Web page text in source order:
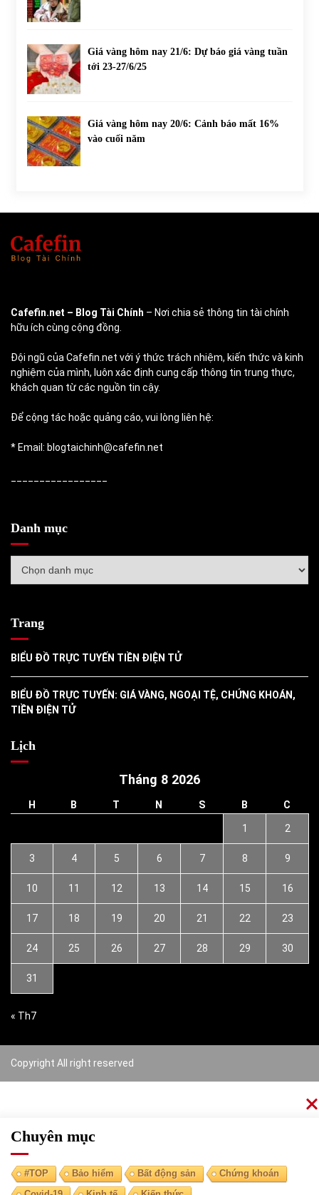
Giá vàng hôm nay 21/6: Dự báo giá vàng tuần
tới 23-27/6/25
Giá vàng hôm nay 20/6: Cảnh báo mất 16%
vào cuối năm
Cafefin.net – Blog Tài Chính – Nơi chia sẻ thông tin tài chính
hữu ích cùng cộng đồng.
Đội ngũ của Cafefin.net với ý thức trách nhiệm, kiến thức và kinh
nghiệm của mình, luôn xác định cung cấp thông tin trung thực,
khách quan từ các nguồn tin cậy.
Để cộng tác hoặc quảng cáo, vui lòng liên hệ:
* Email: blogtaichinh@cafefin.net
Danh mục
mục
Trang
BIỂU ĐỒ TRỰC TUYẾN TIỀN ĐIỆN TỬ
BIỂU ĐỒ TRỰC TUYẾN: GIÁ VÀNG, NGOẠI TỆ, CHỨNG KHOÁN,
TIỀN ĐIỆN TỬ
Lịch
Tháng 8 2026
H B T N S B C
1 2
3 4 5 6 7 8 9
10 11 12 13 14 15 16
17 18 19 20 21 22 23
24 25 26 27 28 29 30
31
« Th7
Copyright All right reserved
Chuyên mục
#TOP Bảo hiểm Bất động sản
Chứng khoán